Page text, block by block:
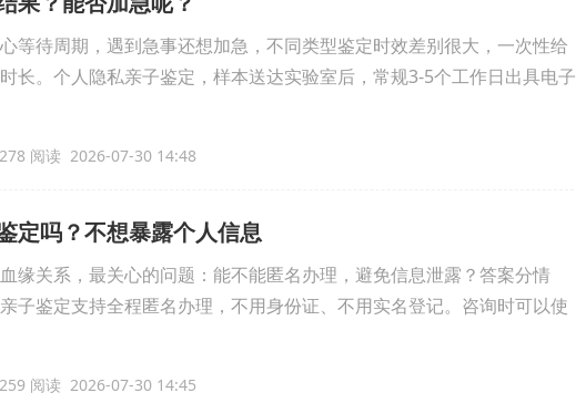
待周期，遇到急事还想加急，不同类型鉴定时效差别很大，一次性给
。个人隐私亲子鉴定，样本送达实验室后，常规3-5个工作日出具电子
278 阅读 2026-07-30 14:48
定吗？不想暴露个人信息
关系，最关心的问题：能不能匿名办理，避免信息泄露？答案分情
鉴定支持全程匿名办理，不用身份证、不用实名登记。咨询时可以使
259 阅读 2026-07-30 14:45